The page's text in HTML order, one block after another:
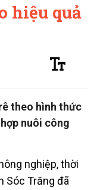
hiệu quả
theo hình thức
nuôi công
nghiệp, thời
Sóc Trăng đã